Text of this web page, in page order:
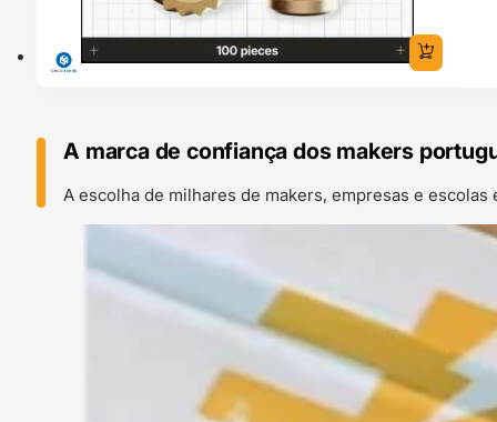
A marca de confiança dos makers
A escolha de milhares de makers, empresas e escolas